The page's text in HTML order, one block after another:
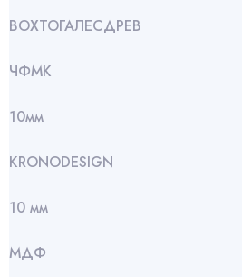
ВОХТОГАЛЕСДРЕВ
ЧФМК
10мм
KRONODESIGN
10 мм
МДФ